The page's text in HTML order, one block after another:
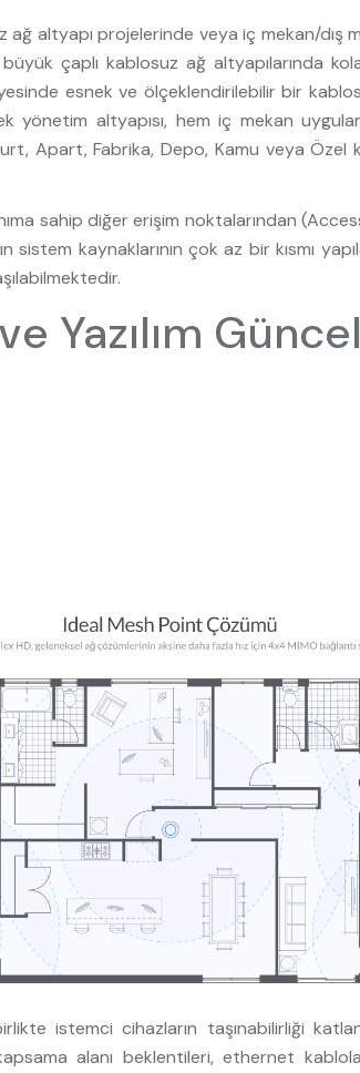
ağ altyapı projelerinde veya iç mekan/
çaplı kablosuz ağ altyapılarında
esnek ve ölçeklendirilebilir bir
yönetim altyapısı, hem iç mekan
Apart, Fabrika, Depo, Kamu veya
sahip diğer erişim noktalarından
sistem kaynaklarının çok az bir kısmı
Yazılım
istemci cihazların taşınabilirliği
alanı beklentileri, ethernet